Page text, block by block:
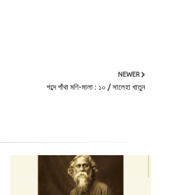
NEWER
শব্দে গাঁথা মণি-মালা : ১০ / সালেহা খাতুন